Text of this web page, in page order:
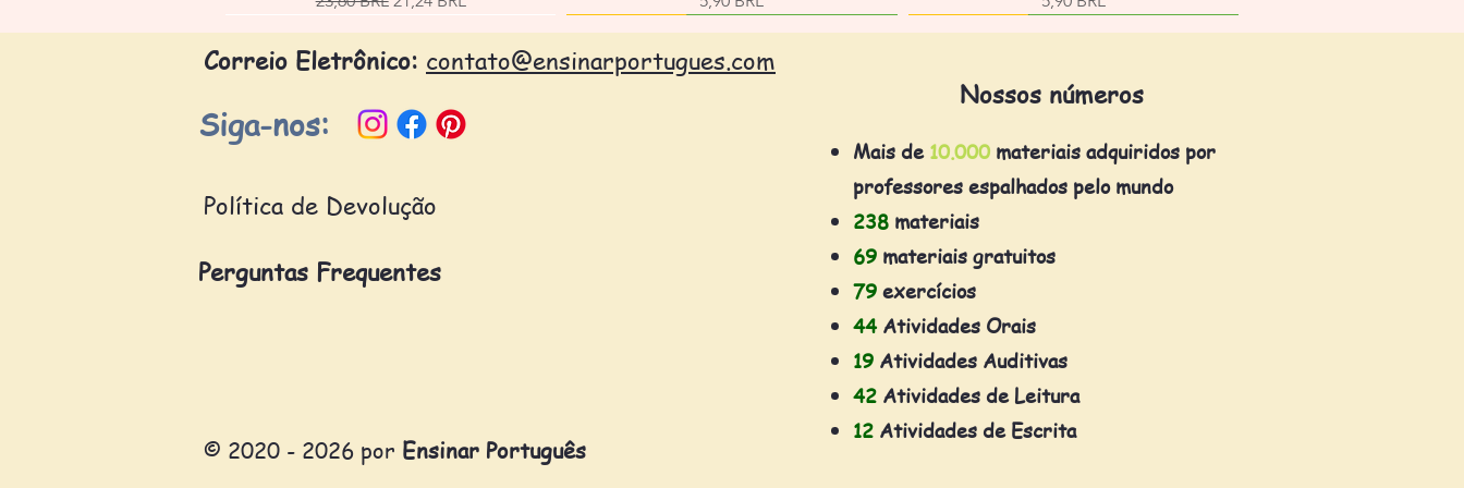
Correio Eletrônico: contato@ensinarportugues.com
Siga-nos:
Política de Devolução
Perguntas Frequentes
© 2020 - 2026 por Ensinar Português
Nossos números
Mais de 10.000 materiais adquiridos por
professores espalhados pelo mundo
238 materiais
69 materiais gratuitos
79 exercícios
44Atividades Orais
19 Atividades Auditivas
42 Atividades de Leitura
12 Atividades de Escrita